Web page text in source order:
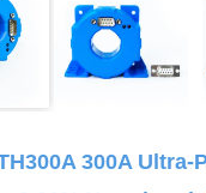
300A Ultra-